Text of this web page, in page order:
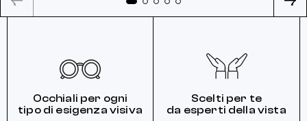
Occhiali per ogni
tipo di esigenza visiva
Scelti per te
da esperti della vista